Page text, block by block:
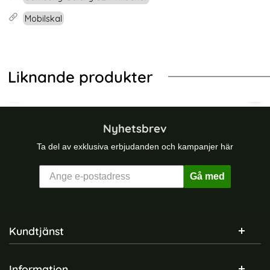
Mobilskal
Liknande produkter
Galaxy A26 5G Skal Liquid Silikon RosaGKK Samsung Galaxy S25 Ultra
Nyhetsbrev
Ta del av exklusiva erbjudanden och kampanjer här
Gå med
Sidfot Blandad info och länkar
Kundtjänst